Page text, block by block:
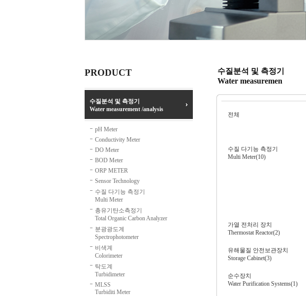
PRODUCT
수질분석 및 측정기
Water measurement /analysis
pH Meter
Conductivity Meter
DO Meter
BOD Meter
ORP METER
Sensor Technology
수질 다기능 측정기
Multi Meter
총유기탄소측정기
Total Organic Carbon Analyzer
분광광도계
Spectrophotometer
비색계
Colorimeter
탁도계
Turbidimeter
MLSS
Turbiditi Meter
수질분석 및 측정기
Water measuremen
전체
수질 다기능 측정기
Multi Meter(10)
가열 전처리 장치
Thermostat Reactor(2)
유해물질 안전보관장치
Storage Cabinet(3)
순수장치
Water Purification Systems(1)